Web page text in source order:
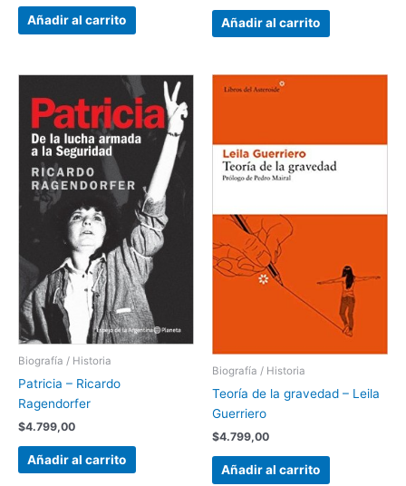
Añadir al carrito Añadir al carrito
Biografía / Historia
Patricia – Ricardo
Ragendorfer
$4.799,00
Añadir al carrito
Biografía / Historia
Teoría de la gravedad – Leila
Guerriero
$4.799,00
Añadir al carrito